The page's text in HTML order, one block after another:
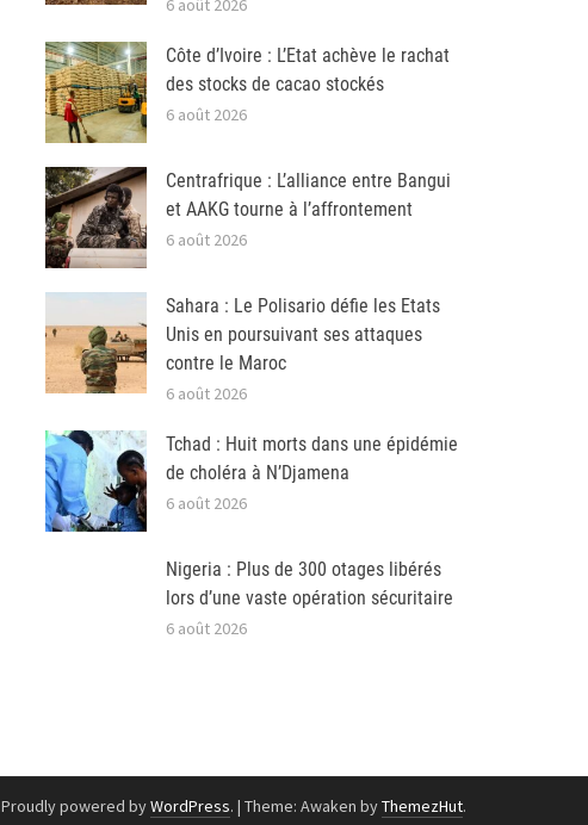
6 août 2026
Côte d’Ivoire : L’Etat achève le rachat
des stocks de cacao stockés
6 août 2026
Centrafrique : L’alliance entre Bangui
et AAKG tourne à l’affrontement
6 août 2026
Sahara : Le Polisario défie les Etats
Unis en poursuivant ses attaques
contre le Maroc
6 août 2026
Tchad : Huit morts dans une épidémie
de choléra à N’Djamena
6 août 2026
Nigeria : Plus de 300 otages libérés
lors d’une vaste opération sécuritaire
6 août 2026
Proudly powered byWordPress. | Theme: Awaken byThemezHut.